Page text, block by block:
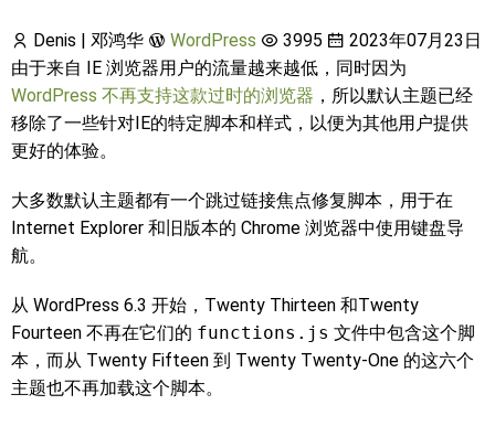
Denis | 邓鸿华 WordPress 3995
2023年07月23日
由于来自 IE 浏览器用户的流量越来越低，同时因为
WordPress 不再支持这款过时的浏览器 ，所以默认主题已经
移除了一些针对IE的特定脚本和样式，以便为其他用户提供
更好的体验。
大多数默认主题都有一个跳过链接焦点修复脚本，用于在
Internet Explorer 和旧版本的 Chrome 浏览器中使用键盘导
航。
从 WordPress 6.3 开始，Twenty Thirteen 和Twenty
Fourteen 不再在它们的 functions.js 文件中包含这个脚
本，而从 Twenty Fifteen 到 Twenty Twenty-One 的这六个
主题也不再加载这个脚本。